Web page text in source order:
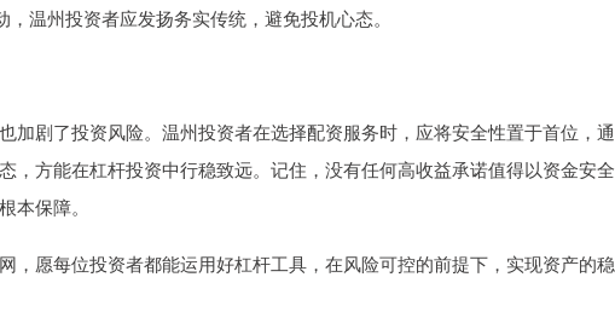
温州投资者应发扬务实传统，避免投机心态。
加剧了投资风险。温州投资者在选择配资服务时，应将安全性置于首位，通
，方能在杠杆投资中行稳致远。记住，没有任何高收益承诺值得以资金安全
本保障。
，愿每位投资者都能运用好杠杆工具，在风险可控的前提下，实现资产的稳